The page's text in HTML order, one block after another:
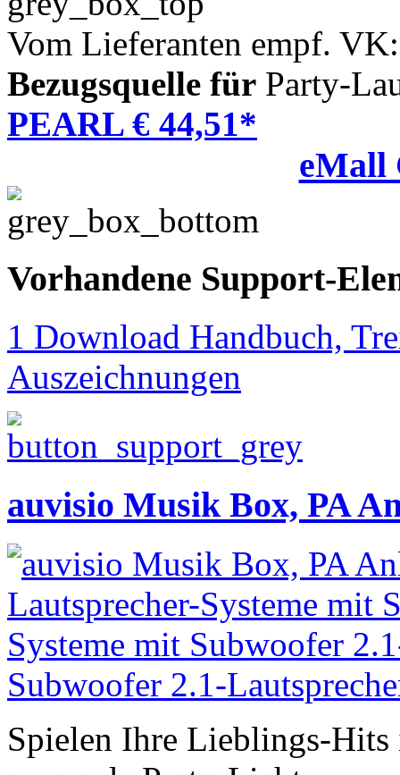
Vom Lieferanten empf.
Bezugsquelle für Party-
PEARL € 44,51*
eMall
Vorhandene Support-
1 Download Handbuch,
Auszeichnungen
auvisio Musik Box, PA
Spielen Ihre Lieblings-Hits